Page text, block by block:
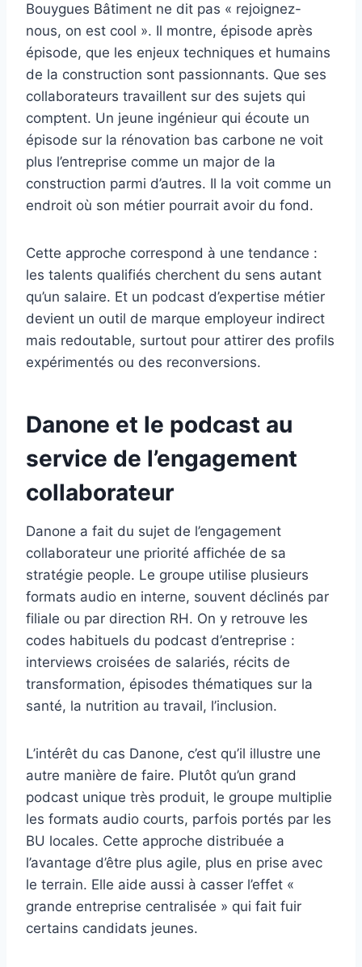
Bouygues Bâtiment ne dit pas « rejoignez-
nous, on est cool ». Il montre, épisode après
épisode, que les enjeux techniques et humains
de la construction sont passionnants. Que ses
collaborateurs travaillent sur des sujets qui
comptent. Un jeune ingénieur qui écoute un
épisode sur la rénovation bas carbone ne voit
plus l’entreprise comme un major de la
construction parmi d’autres. Il la voit comme un
endroit où son métier pourrait avoir du fond.
Cette approche correspond à une tendance :
les talents qualifiés cherchent du sens autant
qu’un salaire. Et un podcast d’expertise métier
devient un outil de marque employeur indirect
mais redoutable, surtout pour attirer des profils
expérimentés ou des reconversions.
Danone et le podcast au
service de l’engagement
collaborateur
Danone a fait du sujet de l’engagement
collaborateur une priorité affichée de sa
stratégie people. Le groupe utilise plusieurs
formats audio en interne, souvent déclinés par
filiale ou par direction RH. On y retrouve les
codes habituels du podcast d’entreprise :
interviews croisées de salariés, récits de
transformation, épisodes thématiques sur la
santé, la nutrition au travail, l’inclusion.
L’intérêt du cas Danone, c’est qu’il illustre une
autre manière de faire. Plutôt qu’un grand
podcast unique très produit, le groupe multiplie
les formats audio courts, parfois portés par les
BU locales. Cette approche distribuée a
l’avantage d’être plus agile, plus en prise avec
le terrain. Elle aide aussi à casser l’effet «
grande entreprise centralisée » qui fait fuir
certains candidats jeunes.